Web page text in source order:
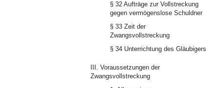
§ 32 Aufträge zur Vollstreckung
gegen vermögenslose Schuldner
§ 33 Zeit der
Zwangsvollstreckung
§ 34 Unterrichtung des Gläubigers
III. Voraussetzungen der
Zwangsvollstreckung